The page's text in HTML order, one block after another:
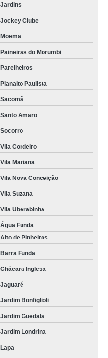
Jardins
Jockey Clube
Moema
Paineiras do Morumbi
Parelheiros
Planalto Paulista
Sacomã
Santo Amaro
Socorro
Vila Cordeiro
Vila Mariana
Vila Nova Conceição
Vila Suzana
Vila Uberabinha
Água Funda
Alto de Pinheiros
Barra Funda
Chácara Inglesa
Jaguaré
Jardim Bonfiglioli
Jardim Guedala
Jardim Londrina
Lapa